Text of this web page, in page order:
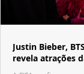
Justin Bieber,
revela atrações